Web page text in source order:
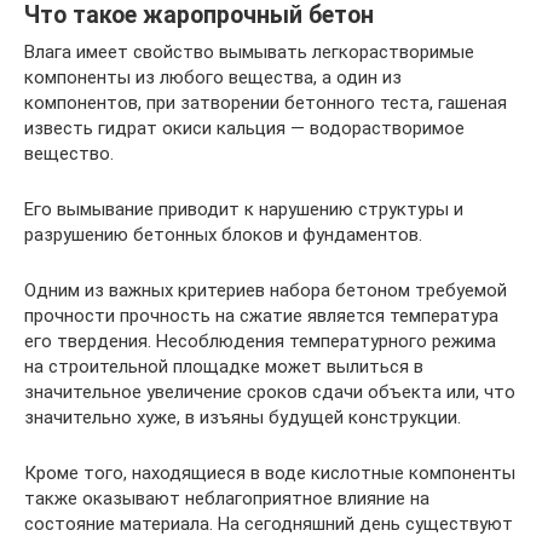
Что такое жаропрочный бетон
Влага имеет свойство вымывать легкорастворимые
компоненты из любого вещества, а один из
компонентов, при затворении бетонного теста, гашеная
известь гидрат окиси кальция — водорастворимое
вещество.
Его вымывание приводит к нарушению структуры и
разрушению бетонных блоков и фундаментов.
Одним из важных критериев набора бетоном требуемой
прочности прочность на сжатие является температура
его твердения. Несоблюдения температурного режима
на строительной площадке может вылиться в
значительное увеличение сроков сдачи объекта или, что
значительно хуже, в изъяны будущей конструкции.
Кроме того, находящиеся в воде кислотные компоненты
также оказывают неблагоприятное влияние на
состояние материала. На сегодняшний день существуют